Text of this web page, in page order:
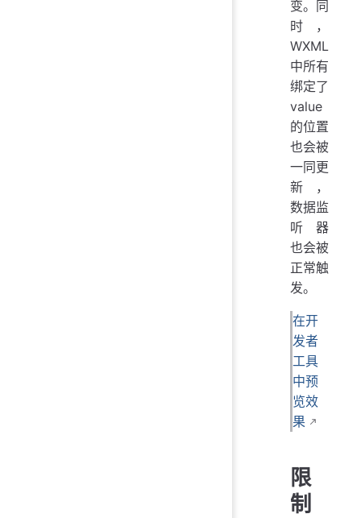
变。同
时，
WXML
中所有
绑定了
value
的位置
也会被
一同更
新，
数据监
听器
也会被
正常触
发。
在开
发者
工具
中预
览效
果
限
制